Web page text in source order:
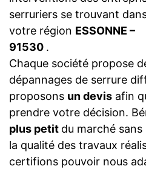
serruriers se trouvant
votre région ESSONNE –
91530 .
Chaque société propose
dépannages de serrure
proposons un devis afin
prendre votre décision.
plus petit du marché
la qualité des travaux
certifions pouvoir nous